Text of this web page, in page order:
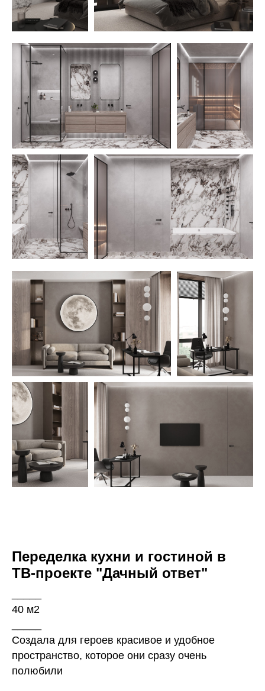
Переделка кухни и гостиной в
ТВ-проекте "Дачный ответ"
40 м2
Создала для героев красивое и удобное
пространство, которое они сразу очень
полюбили